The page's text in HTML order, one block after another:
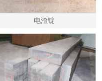
电渣锭